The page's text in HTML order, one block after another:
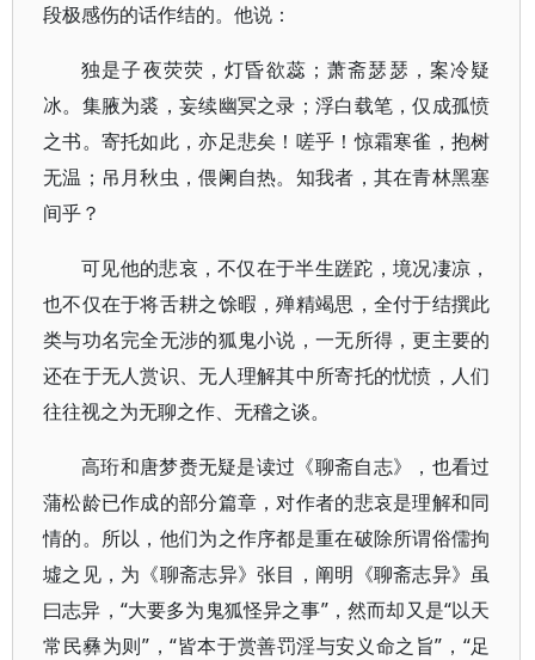
段极感伤的话作结的。他说：
独是子夜荧荧，灯昏欲蕊；萧斋瑟瑟，案冷疑
冰。集腋为裘，妄续幽冥之录；浮白载笔，仅成孤愤
之书。寄托如此，亦足悲矣！嗟乎！惊霜寒雀，抱树
无温；吊月秋虫，偎阑自热。知我者，其在青林黑塞
间乎？
可见他的悲哀，不仅在于半生蹉跎，境况凄凉，
也不仅在于将舌耕之馀暇，殚精竭思，全付于结撰此
类与功名完全无涉的狐鬼小说，一无所得，更主要的
还在于无人赏识、无人理解其中所寄托的忧愤，人们
往往视之为无聊之作、无稽之谈。
高珩和唐梦赉无疑是读过《聊斋自志》，也看过
蒲松龄已作成的部分篇章，对作者的悲哀是理解和同
情的。所以，他们为之作序都是重在破除所谓俗儒拘
墟之见，为《聊斋志异》张目，阐明《聊斋志异》虽
曰志异，“大要多为鬼狐怪异之事”，然而却又是“以天
常民彝为则”，“皆本于赏善罚淫与安义命之旨”，“足